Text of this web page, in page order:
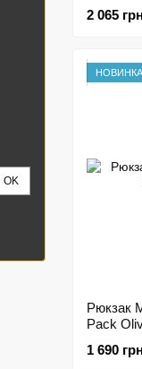
2 065 грн
НОВИНКА
Рюкзак
Pack
1 690 грн
OK